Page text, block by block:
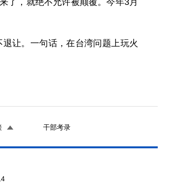
了，就绝不允许被颠覆。今年3月
让。一句话，在台湾问题上玩火
干部考录